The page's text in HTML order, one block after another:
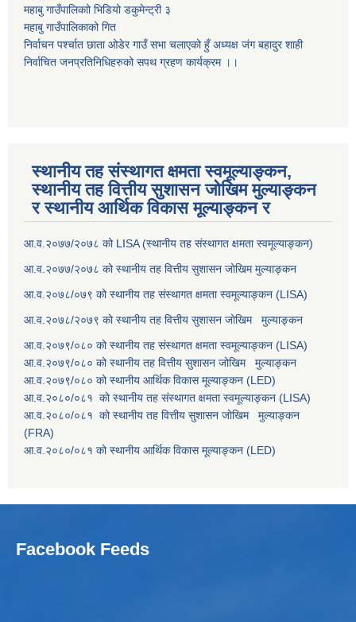
महाबु गाउँपालिकाो भिडियो डकुमेन्ट्री ३
महाबु गाउँपालिकाको गित
निर्वाचन पर्श्चात छाता ओडेर गाउँ सभा चलाएको हुँ अध्यक्ष जंग बहादुर शाही
निर्वाचित जनप्रतिनिधिहरुको सपथ ग्रहण कार्यक्रम ।।
स्थानीय तह संस्थागत क्षमता स्वमूल्याङ्कन,
स्थानीय तह वित्तीय सुशासन जोखिम मुल्याङ्कन
र स्थानीय आर्थिक विकास मूल्याङ्कन र
आ.व.२०७७/२०७८ को LISA (स्थानीय तह संस्थागत क्षमता स्वमूल्याङ्कन)
आ.व.२०७७/२०७८ को स्थानीय तह वित्तीय सुशासन जोखिम मुल्याङ्कन
आ.व.२०७८/०७९ को स्थानीय तह संस्थागत क्षमता स्वमूल्याङ्कन (LISA)
आ.व.२०७८/२०७९ को स्थानीय तह वित्तीय सुशासन जोखिम मुल्याङ्कन
आ.व.२०७९/०८० को स्थानीय तह संस्थागत क्षमता स्वमूल्याङ्कन (LISA)
आ.व.२०७९/०८० को स्थानीय तह वित्तीय सुशासन जोखिम मुल्याङ्कन
आ.व.२०७९/०८० को स्थानीय आर्थिक विकास मूल्याङ्कन (LED)
आ.व.२०८०/०८१ को स्थानीय तह संस्थागत क्षमता स्वमूल्याङ्कन (LISA)
आ.व.२०८०/०८१ को स्थानीय तह वित्तीय सुशासन जोखिम मुल्याङ्कन
(FRA)
आ.व.२०८०/०८१ को स्थानीय आर्थिक विकास मूल्याङ्कन (LED)
Facebook Feeds